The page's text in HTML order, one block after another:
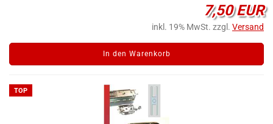
7,50 EUR
inkl. 19% MwSt. zzgl. Versand
In den Warenkorb
TOP